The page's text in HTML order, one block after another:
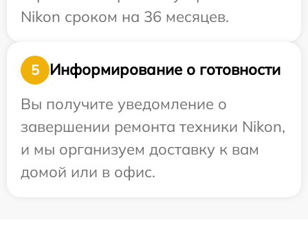
Nikon сроком на 36 месяцев.
5
Информирование о готовности
Вы получите уведомление о
завершении ремонта техники Nikon,
и мы организуем доставку к вам
домой или в офис.